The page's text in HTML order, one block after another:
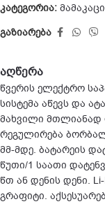
კატეგორია:
გაზიარება
აღწერა
წვერის ელექტრო
სისტემა აწევს და
მახვილი მთლიანად
რეგულირება
მმ-მდე. ბატარეის
წუთი/1 საათი
წთ ან დენის დენი.
გრაფიტი.